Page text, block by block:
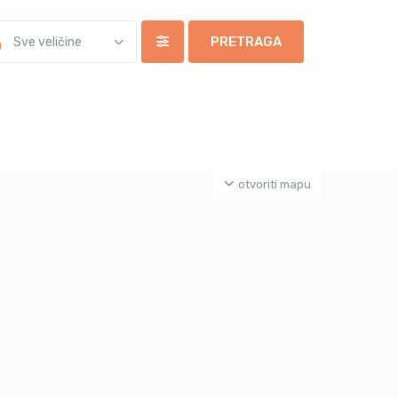
otvoriti mapu
Sve veličine